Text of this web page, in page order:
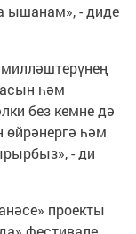
ышанам», - диде
һәм
без кемне дә
өйрәнергә һәм
- ди
проекты